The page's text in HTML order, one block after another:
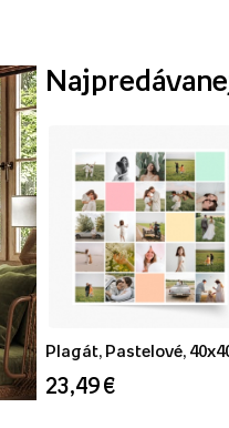
Plagát, Pastelové,
23,49 €